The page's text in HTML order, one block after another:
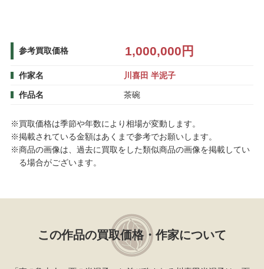
参考買取価格 1,000,000円
作家名 川喜田 半泥子
作品名 茶碗
※買取価格は季節や年数により相場が変動します。
※掲載されている金額はあくまで参考でお願いします。
※商品の画像は、過去に買取をした類似商品の画像を掲載してい
る場合がございます。
この作品の買取価格・作家について